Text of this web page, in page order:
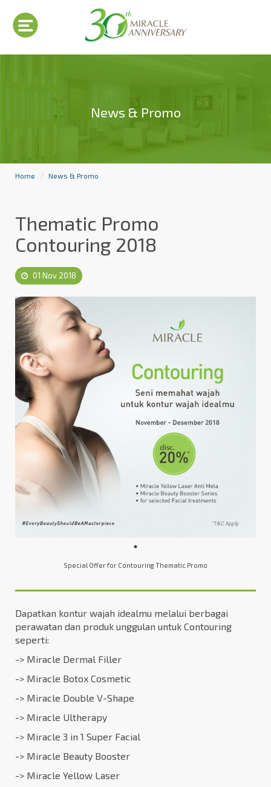
News & Promo
Home News & Promo
Thematic Promo
Contouring 2018
01 Nov 2018
Special Offer for Contouring Thematic Promo
Dapatkan kontur wajah idealmu melalui berbagai
perawatan dan produk unggulan untuk Contouring
seperti:
-> Miracle Dermal Filler
-> Miracle Botox Cosmetic
-> Miracle Double V-Shape
-> Miracle Ultherapy
-> Miracle 3 in 1 Super Facial
-> Miracle Beauty Booster
-> Miracle Yellow Laser